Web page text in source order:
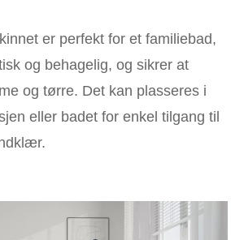
er perfekt for et familiebad,
og behagelig, og sikrer at
og tørre. Det kan plasseres i
eller badet for enkel tilgang til